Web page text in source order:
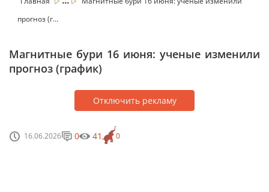
прогноз (г...
Магнитные бури 16 июня: ученые изменили
прогноз (график)
Отключить рекламу
16.06.2026 0
0 41